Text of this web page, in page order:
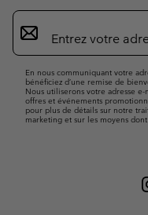
Inscription
par
e-
En nous communiquant votre
bénéficiez d’une remise de
Nous utiliserons votre adresse
offres et événements
pour plus de détails sur notre
marketing et sur les moyens